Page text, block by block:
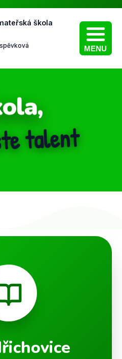
škola
MENU
talent